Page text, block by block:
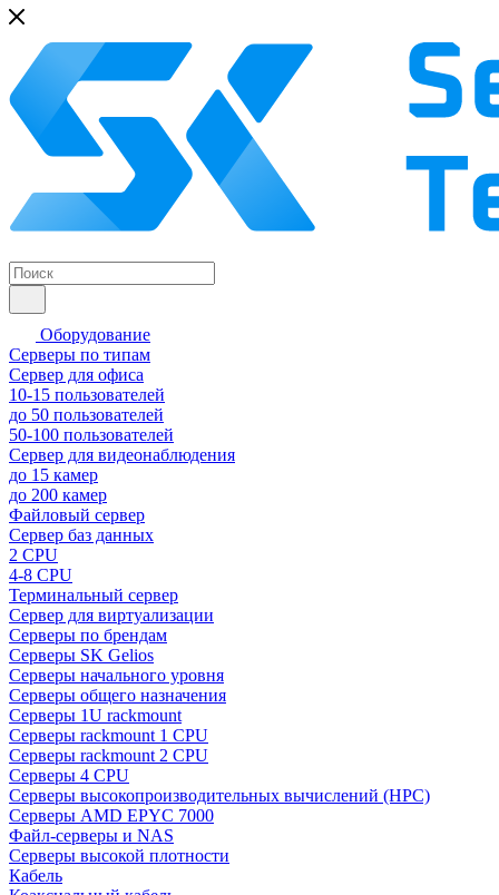
Оборудование
Серверы по типам
Сервер для офиса
10-15 пользователей
до 50 пользователей
50-100 пользователей
Сервер для видеонаблюдения
до 15 камер
до 200 камер
Файловый сервер
Сервер баз данных
2 CPU
4-8 CPU
Терминальный сервер
Сервер для виртуализации
Серверы по брендам
Серверы SK Gelios
Серверы начального уровня
Серверы общего назначения
Серверы 1U rackmount
Серверы rackmount 1 CPU
Серверы rackmount 2 CPU
Серверы 4 CPU
Серверы высокопроизводительных вычислений (HPC)
Серверы AMD EPYC 7000
Файл-серверы и NAS
Серверы высокой плотности
Кабель